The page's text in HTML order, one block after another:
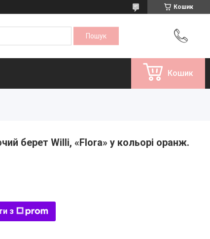
Кошик
Кошик
берет Willi, «Flora» у кольорі оранж.
з